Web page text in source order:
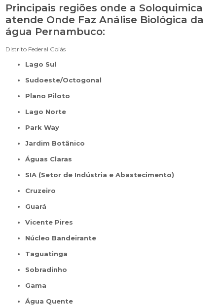
Principais regiões onde a Soloquimica
atende Onde Faz Análise Biológica da
água Pernambuco:
Distrito Federal Goiás
Lago Sul
Sudoeste/Octogonal
Plano Piloto
Lago Norte
Park Way
Jardim Botânico
Águas Claras
SIA (Setor de Indústria e Abastecimento)
Cruzeiro
Guará
Vicente Pires
Núcleo Bandeirante
Taguatinga
Sobradinho
Gama
Água Quente